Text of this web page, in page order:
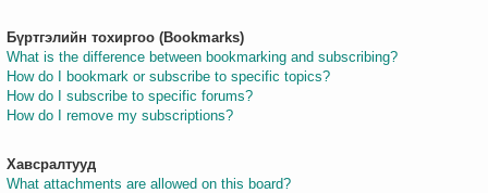
Бүртгэлийн тохиргоо (Bookmarks)
What is the difference between bookmarking and subscribing?
How do I bookmark or subscribe to specific topics?
How do I subscribe to specific forums?
How do I remove my subscriptions?
Хавсралтууд
What attachments are allowed on this board?